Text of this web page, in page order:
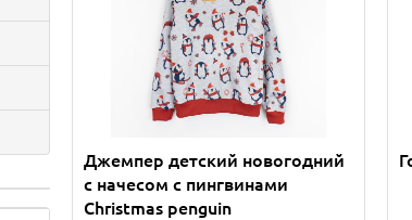
Джемпер детский новогодний
с начесом с пингвинами
Christmas penguin